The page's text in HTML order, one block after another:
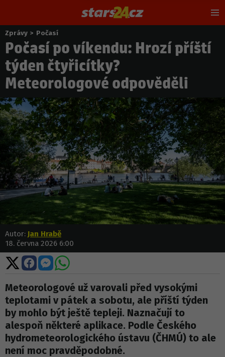
Nacházíte
se
zde:
Zprávy > Počasí
Počasí po víkendu: Hrozí příští
týden čtyřicítky?
Meteorologové odpověděli
Autor: Jan Hrabě
18. června 2026 6:00
Sdílet
na
X
Sdílet
na
Facebooku
Sdílet
na
Messengeru
Sdílet
WhatsApp
Meteorologové už varovali před vysokými
teplotami v pátek a sobotu, ale příští týden
by mohlo být ještě tepleji. Naznačují to
alespoň některé aplikace. Podle Českého
hydrometeorologického ústavu (ČHMÚ) to ale
není moc pravděpodobné.